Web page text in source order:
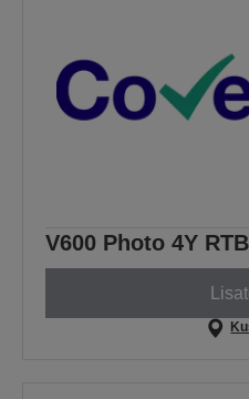
V600 Photo 4Y